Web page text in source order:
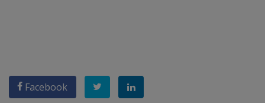
Facebook